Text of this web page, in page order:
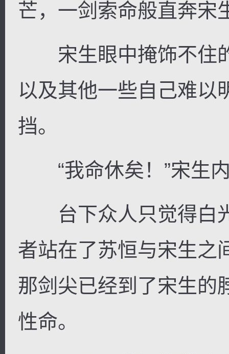
芒，一剑索命般直奔宋
宋生眼中掩饰不住
以及其他一些自己难以
挡。
“我命休矣！”宋生
台下众人只觉得白
者站在了苏恒与宋生之
那剑尖已经到了宋生的
性命。